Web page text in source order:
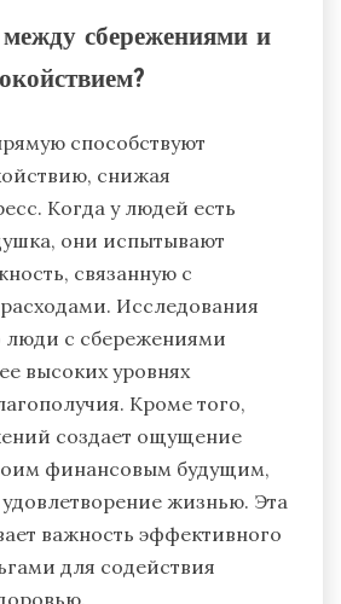
сбережениями и
способствуют
снижая
Когда у людей есть
они испытывают
связанную с
Исследования
люди с сбережениями
высоких уровнях
Кроме того,
создает ощущение
финансовым будущим,
жизнью. Эта
важность эффективного
для содействия